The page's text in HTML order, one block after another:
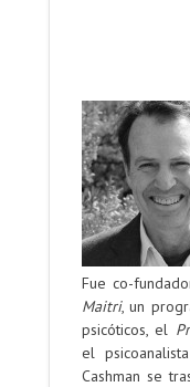
Fue co-
Maitri, un
psicóticos, el
el
Cashman se